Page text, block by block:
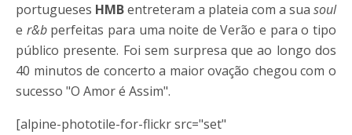
portugueses HMBentreteram a plateia com a sua soul
e r&bperfeitas para uma noite de Verão e para o tipo
público presente. Foi sem surpresa que ao longo dos
40 minutos de concerto a maior ovação chegou com o
sucesso "O Amor é Assim".
[alpine-phototile-for-flickr src="set"